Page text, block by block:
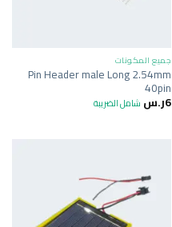
جميع المكونات
Pin Header male Long 2.54mm
40pin
6ر.س شامل الضريبة